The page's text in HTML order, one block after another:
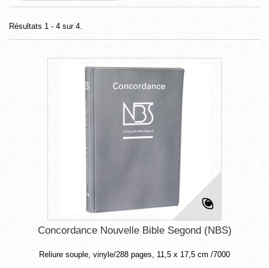
Résultats 1 - 4 sur 4.
Concordance Nouvelle Bible Segond (NBS)
Reliure souple, vinyle/288 pages, 11,5 x 17,5 cm /7000